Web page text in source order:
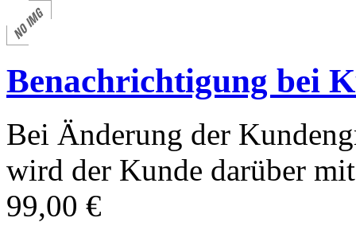
Benachrichtigung bei
Bei Änderung der
wird der Kunde darüber
99,00 €